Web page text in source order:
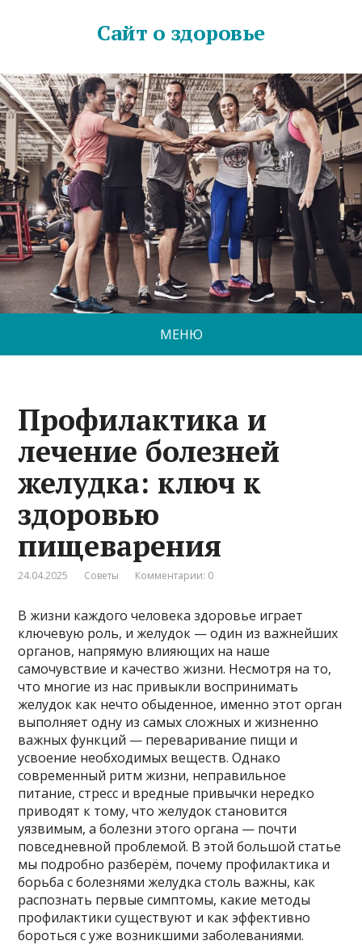
Сайт о здоровье
МЕНЮ
Профилактика и
лечение болезней
желудка: ключ к
здоровью
пищеварения
24.04.2025 Советы Комментарии: 0
В жизни каждого человека здоровье играет
ключевую роль, и желудок — один из важнейших
органов, напрямую влияющих на наше
самочувствие и качество жизни. Несмотря на то,
что многие из нас привыкли воспринимать
желудок как нечто обыденное, именно этот орган
выполняет одну из самых сложных и жизненно
важных функций — переваривание пищи и
усвоение необходимых веществ. Однако
современный ритм жизни, неправильное
питание, стресс и вредные привычки нередко
приводят к тому, что желудок становится
уязвимым, а болезни этого органа — почти
повседневной проблемой. В этой большой статье
мы подробно разберём, почему профилактика и
борьба с болезнями желудка столь важны, как
распознать первые симптомы, какие методы
профилактики существуют и как эффективно
бороться с уже возникшими заболеваниями.